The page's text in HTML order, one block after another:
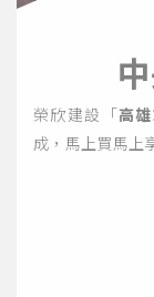
榮欣建設「高
成，馬上買馬上